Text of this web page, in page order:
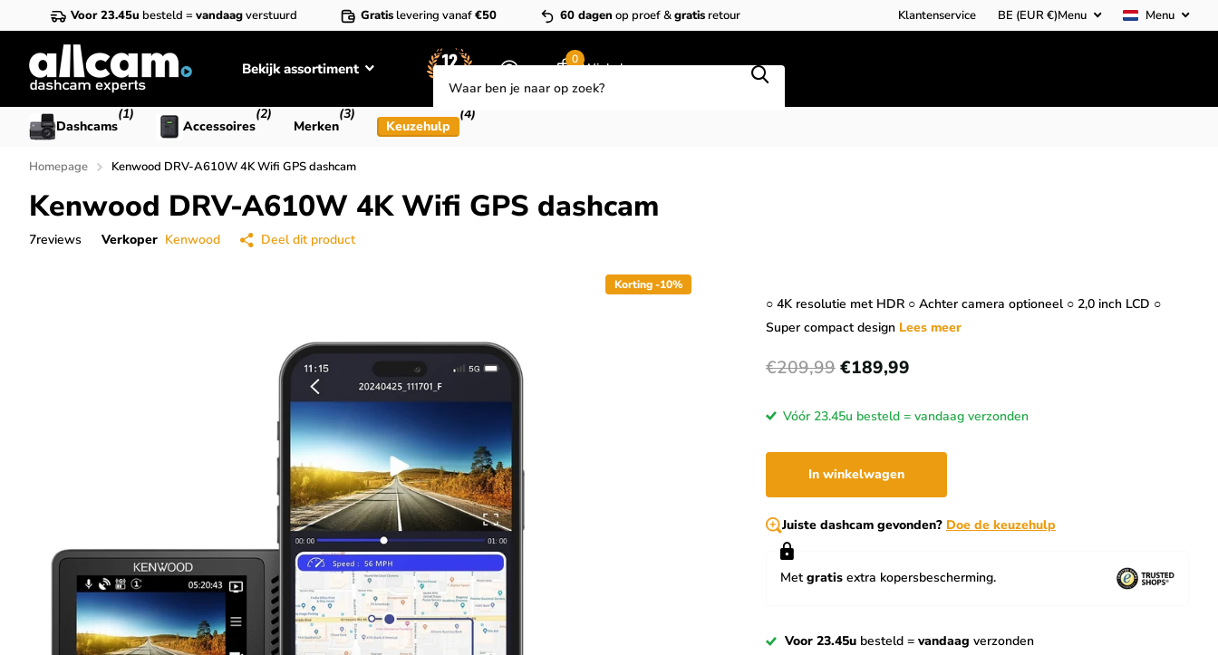
Voor 23.45u besteld = vandaagverstuurd Gratis levering vanaf€50 60 dagen op proef &gratis retour Klantenservice BE (EUR €)Menu Menu
Bekijk assortiment
Zoeken
0
Winkelwagen
Dashcams
(1)
Accessoires
(2)
Merken
(3)
Keuzehulp
(4)
Homepage Kenwood DRV-A610W 4K Wifi GPS dashcam
Kenwood DRV-A610W 4K Wifi GPS dashcam
7reviews Verkoper Kenwood Deel dit product
Korting -10%
○ 4K resolutie met HDR ○ Achter camera optioneel ○ 2,0 inch LCD ○
Super compact design Lees meer
€209,99€189,99
Vóór 23.45u besteld = vandaag verzonden
In winkelwagen
Juiste dashcam gevonden? Doe de keuzehulp
Met gratis extra kopersbescherming.
Voor 23.45u besteld = vandaag verzonden